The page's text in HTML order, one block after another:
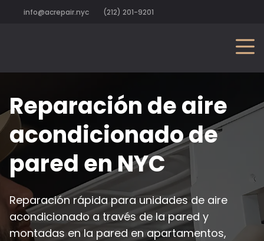
info@acrepair.nyc (212) 201-9201
Reparación de aire
acondicionado de
pared en NYC
Reparación rápida para unidades de aire
acondicionado a través de la pared y
montadas en la pared en apartamentos,